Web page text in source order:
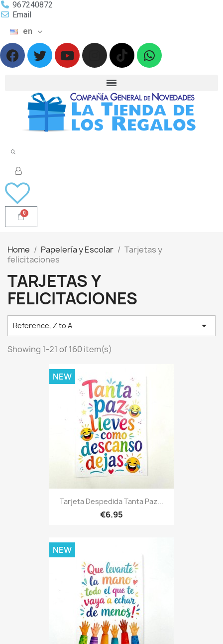
967240872
Email
en
Home Papelería y Escolar
Tarjetas y
felicitaciones
TARJETAS Y
FELICITACIONES
Reference, Z to A 
Showing 1-21 of 160 item(s)
Tarjeta Despedida Tanta Paz...
€6.95
NEW
NEW